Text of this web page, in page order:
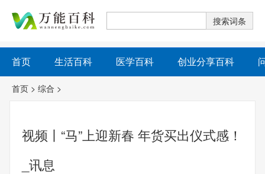
首页 生活百科 医学百科 创业分享百科
首页 > 综合 >
视频丨“马”上迎新春 年货买出仪式感！
_讯息